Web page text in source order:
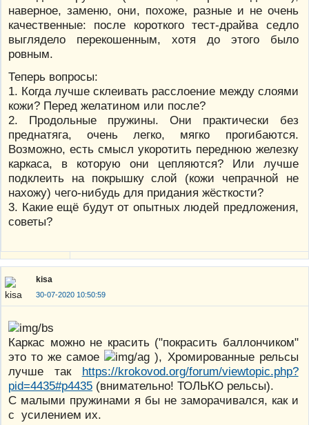
наверное, заменю, они, похоже, разные и не очень
качественные: после короткого тест-драйва седло
выглядело перекошенным, хотя до этого было
ровным.
Теперь вопросы:
1. Когда лучше склеивать расслоение между слоями
кожи? Перед желатином или после?
2. Продольные пружины. Они практически без
преднатяга, очень легко, мягко прогибаются.
Возможно, есть смысл укоротить переднюю железку
каркаса, в которую они цепляются? Или лучше
подклеить на покрышку слой (кожи чепрачной не
нахожу) чего-нибудь для придания жёсткости?
3. Какие ещё будут от опытных людей предложения,
советы?
kisa
30-07-2020 10:50:59
Каркас можно не красить ("покрасить баллончиком"
это то же самое
), Хромированные рельсы
лучше так https://krokovod.org/forum/viewtopic.php?
pid=4435#p4435 (внимательно! ТОЛЬКО рельсы).
С малыми пружинами я бы не заморачивался, как и
с усилением их.